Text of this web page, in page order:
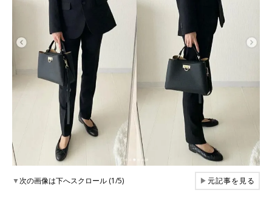
▼次の画像は下へスクロール (1/5) ▶元記事を見る